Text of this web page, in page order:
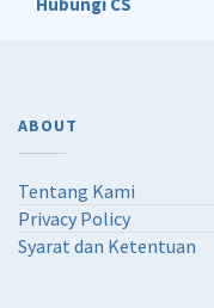
ABOUT
Tentang Kami
Privacy Policy
Syarat dan Ketentuan